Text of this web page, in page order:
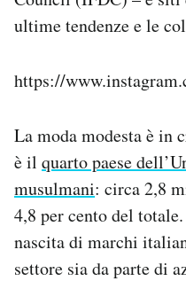
ultime tendenze e le
https://
La moda modesta è in
è il quarto paese
musulmani: circa 2,8
4,8 per cento del
nascita di marchi
settore sia da parte di